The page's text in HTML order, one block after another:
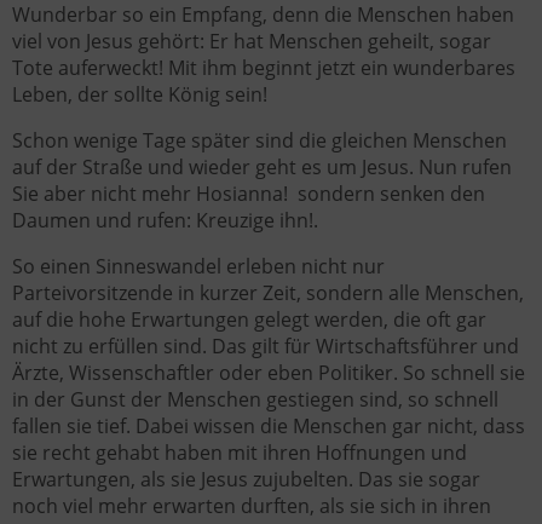
Wunderbar so ein Empfang, denn die Menschen haben
viel von Jesus gehört: Er hat Menschen geheilt, sogar
Tote auferweckt! Mit ihm beginnt jetzt ein wunderbares
Leben, der sollte König sein!
Schon wenige Tage später sind die gleichen Menschen
auf der Straße und wieder geht es um Jesus. Nun rufen
Sie aber nicht mehr Hosianna! sondern senken den
Daumen und rufen: Kreuzige ihn!.
So einen Sinneswandel erleben nicht nur
Parteivorsitzende in kurzer Zeit, sondern alle Menschen,
auf die hohe Erwartungen gelegt werden, die oft gar
nicht zu erfüllen sind. Das gilt für Wirtschaftsführer und
Ärzte, Wissenschaftler oder eben Politiker. So schnell sie
in der Gunst der Menschen gestiegen sind, so schnell
fallen sie tief. Dabei wissen die Menschen gar nicht, dass
sie recht gehabt haben mit ihren Hoffnungen und
Erwartungen, als sie Jesus zujubelten. Das sie sogar
noch viel mehr erwarten durften, als sie sich in ihren